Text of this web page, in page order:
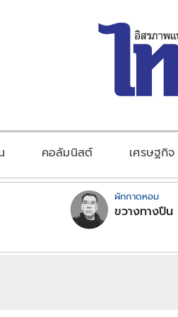
คอลัมนิสต์ เศรษฐกิจ
ผักกาดหอม
ขวางทางปืน